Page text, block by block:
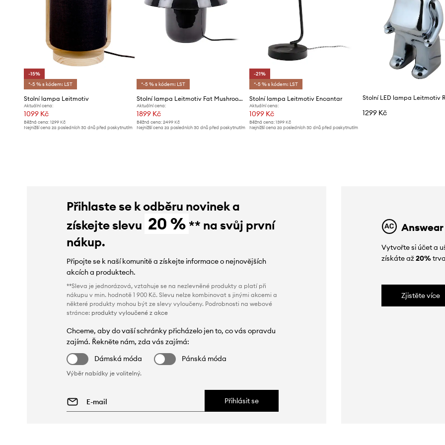
-15%
*-5 % s kódem: LST
Stolní lampa Leitmotiv
Aktuální cena:
1099 Kč
Běžná cena: 1299 Kč
Nejnižší cena za posledních 30 dnů před poskytnutím
*-5 % s kódem: LST
Stolní lampa Leitmotiv Fat Mushroom
Aktuální cena:
1899 Kč
Běžná cena:2499 Kč
Nejnižší cena za posledních 30 dnů před poskytnutím
-21%
*-5 % s kódem: LST
Stolní lampa Leitmotiv Encantar
Aktuální cena:
1099 Kč
Běžná cena: 1399 Kč
Nejnižší cena za posledních 30 dnů před poskytnutím
Stolní LED lampa Leitmotiv
1299 Kč
Přihlaste se k odběru novinek a
získejte slevu 20 % ** na svůj první
nákup.
Připojte se k naší komunitě a získejte informace o nejnovějších
akcích a produktech.
**Sleva je jednorázová, vztahuje se na nezlevněné produkty a platí při
nákupu v min. hodnotě 1 900 Kč. Slevu nelze kombinovat s jinými akcemi a
některé produkty mohou být ze slevy vyloučeny. Podrobnosti na webové
stránce: produkty vyloučené z akce
Chceme, aby do vaší schránky přicházelo jen to, co vás opravdu
zajímá. Řekněte nám, zda vás zajímá:
Dámská móda
Pánská móda
Výběr nabídky je volitelný.
Přihlásit se
Vytvořte si účet a
získáte až20%
Zjistěte více